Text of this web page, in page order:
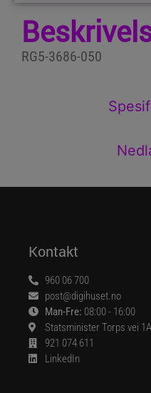
RG5-3686-050
Kontakt
960 06 700
post@digihuset.no
Man-Fre: 08:00 - 16:00
Statsminister Torps vei
921 074 611
LinkedIn